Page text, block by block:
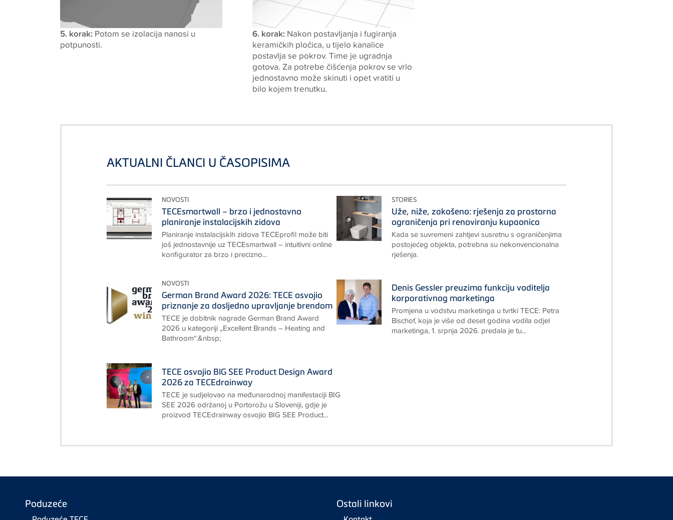
5. korak: Potom se izolacija nanosi u
potpunosti.
6. korak: Nakon postavljanja i fugiranja
keramičkih pločica, u tijelo kanalice
postavlja se pokrov. Time je ugradnja
gotova. Za potrebe čišćenja pokrov se vrlo
jednostavno može skinuti i opet vratiti u
bilo kojem trenutku.
AKTUALNI ČLANCI U ČASOPISIMA
NOVOSTI
TECEsmartwall – brzo i jednostavno
planiranje instalacijskih zidova
Planiranje instalacijskih zidova TECEprofil može biti
još jednostavnije uz TECEsmartwall – intuitivni online
konfigurator za brzo i precizno...
STORIES
Uže, niže, zakošeno: rješenja za prostorna
ograničenja pri renoviranju kupaonica
Kada se suvremeni zahtjevi susretnu s ograničenjima
postojećeg objekta, potrebna su nekonvencionalna
rješenja.
NOVOSTI
German Brand Award 2026: TECE osvojio
priznanje za dosljedno upravljanje brendom
TECE je dobitnik nagrade German Brand Award
2026 u kategoriji „Excellent Brands – Heating and
Bathroom“.&nbsp;
Denis Gessler preuzima funkciju voditelja
korporativnog marketinga
Promjena u vodstvu marketinga u tvrtki TECE: Petra
Bischof, koja je više od deset godina vodila odjel
marketinga, 1. srpnja 2026. predala je tu...
TECE osvojio BIG SEE Product Design Award
2026 za TECEdrainway
TECE je sudjelovao na međunarodnoj manifestaciji BIG
SEE 2026 održanoj u Portorožu u Sloveniji, gdje je
proizvod TECEdrainway osvojio BIG SEE Product...
Poduzeće Ostali linkovi